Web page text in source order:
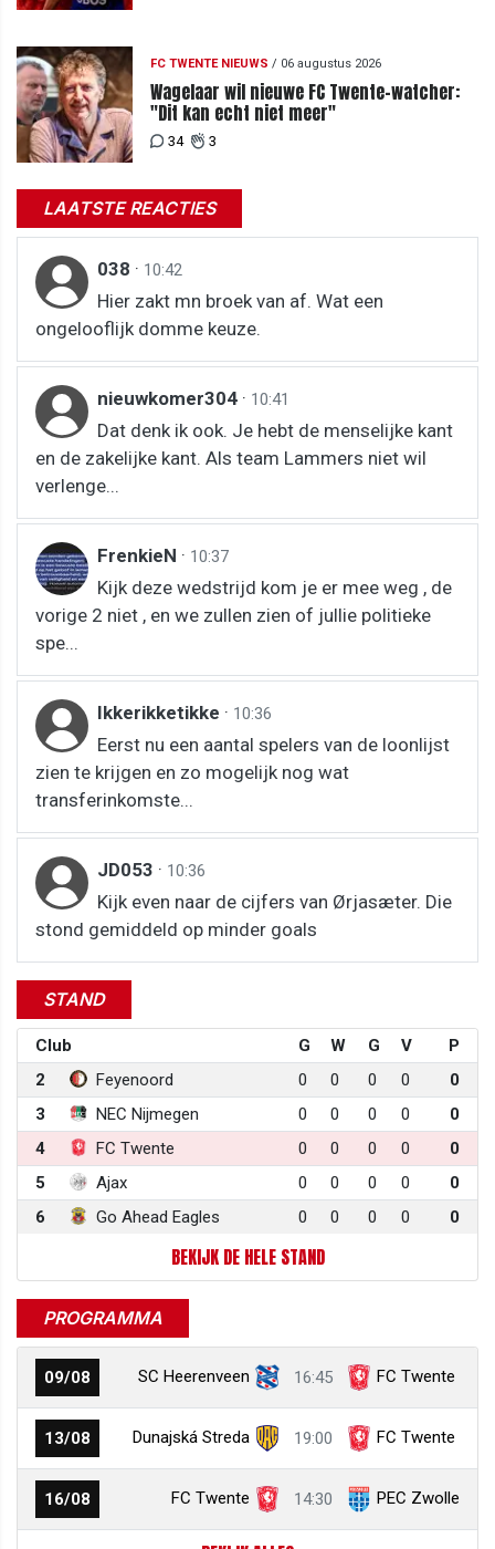
FC TWENTE NIEUWS / 06 augustus 2026
Wagelaar wil nieuwe FC Twente-watcher:
"Dit kan echt niet meer"
34 3
LAATSTE REACTIES
038 · 10:42
Hier zakt mn broek van af. Wat een
ongelooflijk domme keuze.
nieuwkomer304 · 10:41
Dat denk ik ook. Je hebt de menselijke kant
en de zakelijke kant. Als team Lammers niet wil
verlenge...
FrenkieN · 10:37
Kijk deze wedstrijd kom je er mee weg , de
vorige 2 niet , en we zullen zien of jullie politieke
spe...
Ikkerikketikke · 10:36
Eerst nu een aantal spelers van de loonlijst
zien te krijgen en zo mogelijk nog wat
transferinkomste...
JD053 · 10:36
Kijk even naar de cijfers van Ørjasæter. Die
stond gemiddeld op minder goals
STAND
Club G W G V
P
2
Feyenoord 0 0 0 0
0
3
NEC Nijmegen 0 0 0 0
0
4
FC Twente 0 0 0 0
0
5
Ajax 0 0 0 0
0
6
Go Ahead Eagles 0 0 0 0 0
BEKIJK DE HELE STAND
PROGRAMMA
09/08 SC Heerenveen 16:45 FC Twente
13/08 Dunajská Streda 19:00 FC Twente
16/08 FC Twente 14:30 PEC Zwolle